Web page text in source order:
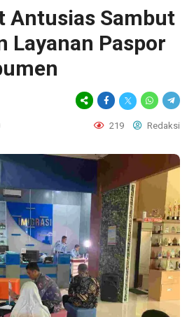
Antusias Sambut
Layanan Paspor
219 Redaksi